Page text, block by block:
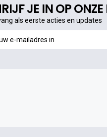
JE IN OP ONZE
als eerste acties en updates